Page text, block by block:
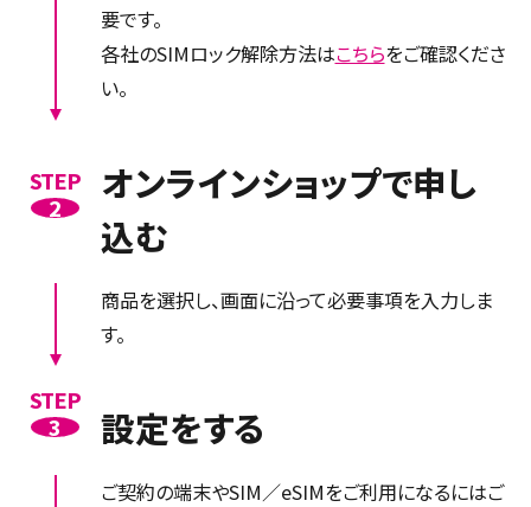
要です。
各社のSIMロック解除方法はこちらをご確認くださ
い。
STEP
2
オンラインショップで申し
込む
商品を選択し、画面に沿って必要事項を入力しま
す。
STEP
3
設定をする
ご契約の端末やSIM／eSIMをご利用になるにはご